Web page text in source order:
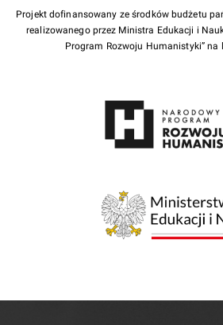
Projekt dofinansowany ze środków budżetu
realizowanego przez Ministra Edukacji i
Program Rozwoju Humanistyki” na